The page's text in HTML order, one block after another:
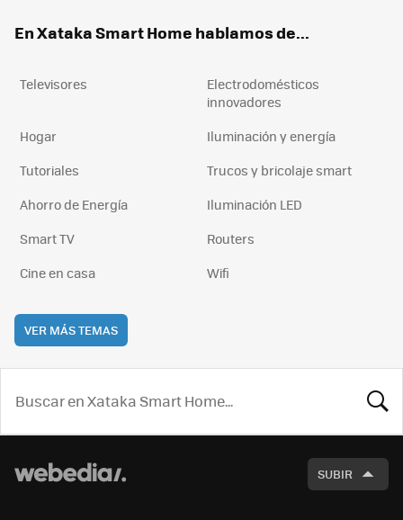
En Xataka Smart Home hablamos de...
Televisores
Electrodomésticos
innovadores
Hogar
Iluminación y energía
Tutoriales
Trucos y bricolaje smart
Ahorro de Energía
Iluminación LED
Smart TV
Routers
Cine en casa
Wifi
VER MÁS TEMAS
SUBIR